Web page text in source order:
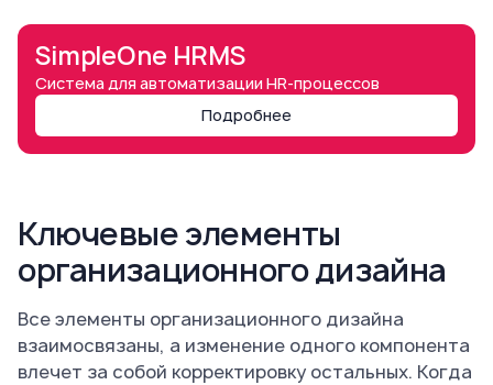
SimpleOne HRMS
Система для автоматизации HR-процессов
Подробнее
Ключевые элементы
организационного дизайна
Все элементы организационного дизайна
взаимосвязаны, а изменение одного компонента
влечет за собой корректировку остальных. Когда